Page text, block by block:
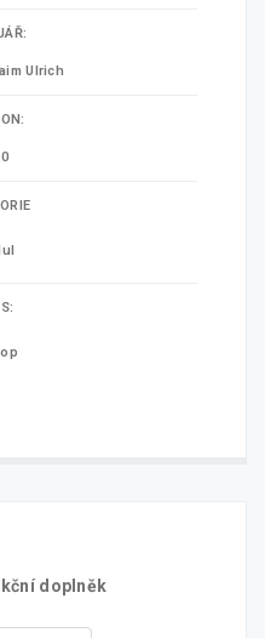
Ulrich
doplněk